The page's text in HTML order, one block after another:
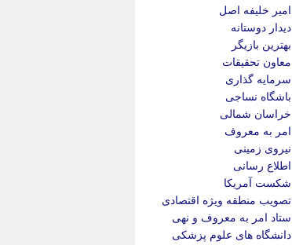
امیر خلیفه اصل
دیدار دوستانه
بهترین بازیگر
معاون تحقیقات
سرمایه گذاری
باشگاه نساجی
خراسان شمالی
امر به معروف
نیروی زمینی
اطلاع رسانی
شکست آمریکا
تصویب منطقه ویژه اقتصادی
ستاد امر به معروف و نهی
دانشگاه های علوم پزشکی